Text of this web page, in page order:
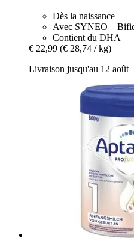
Dès la naissance
Avec SYNEO –
Contient du DHA
€ 22,99 (€ 28,74 / kg)
Livraison jusqu'au 12 août